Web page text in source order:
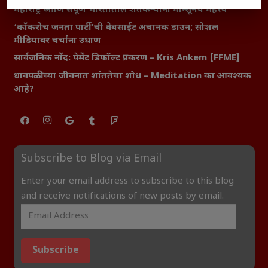
महाराष्ट्र आणि संपूर्ण भारतातील शेतकऱ्यांना मान्सूनचे महत्त्व
‘कॉकरोच जनता पार्टी’ची वेबसाईट अचानक डाउन; सोशल
मीडियावर चर्चांना उधाण
सार्वजनिक नोंद: पेमेंट डिफॉल्ट प्रकरण – Kris Ankem [FFME]
धावपळीच्या जीवनात शांततेचा शोध – Meditation का आवश्यक
आहे?
Subscribe to Blog via Email
Enter your email address to subscribe to this blog
and receive notifications of new posts by email.
Subscribe